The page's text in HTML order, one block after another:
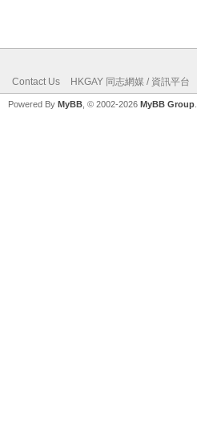
Contact Us HKGAY 同志網媒 / 資訊平台
Powered By MyBB , © 2002-2026 MyBB Group